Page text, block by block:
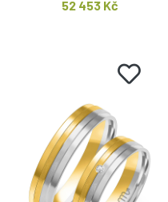
52 453 Kč